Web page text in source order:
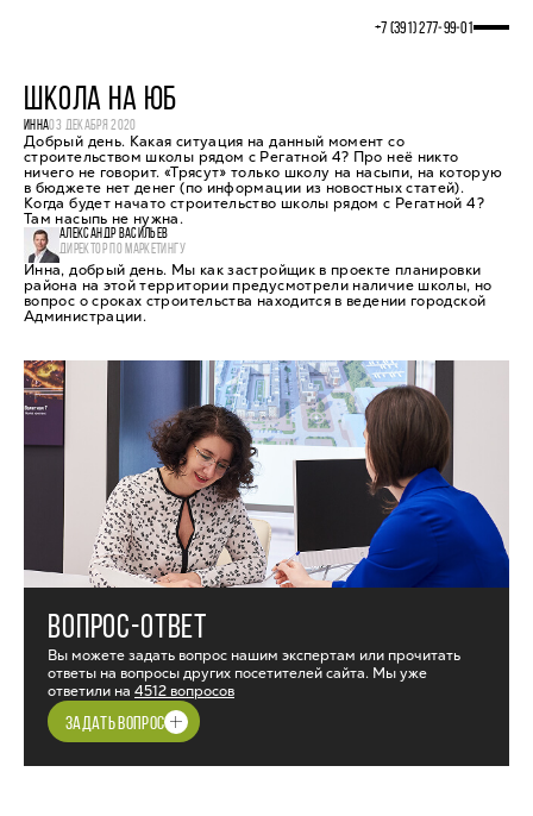
+7 (391) 277‒99‒01
ШКОЛА НА ЮБ
ИННА03 ДЕКАБРЯ 2020
Добрый день. Какая ситуация на данный момент со
строительством школы рядом с Регатной 4? Про неё никто
ничего не говорит. «Трясут» только школу на насыпи, на которую
в бюджете нет денег (по информации из новостных статей).
Когда будет начато строительство школы рядом с Регатной 4?
Там насыпь не нужна.
АЛЕКСАНДР ВАСИЛЬЕВ
ДИРЕКТОР ПО МАРКЕТИНГУ
Инна, добрый день. Мы как застройщик в проекте планировки
района на этой территории предусмотрели наличие школы, но
вопрос о сроках строительства находится в ведении городской
Администрации.
ВОПРОС-ОТВЕТ
Вы можете задать вопрос нашим экспертам или прочитать
ответы на вопросы других посетителей сайта. Мы уже
ответили на 4512 вопросов
ЗАДАТЬ ВОПРОС